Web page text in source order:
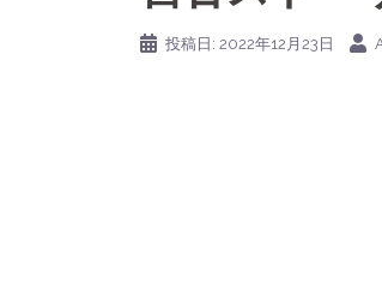
投稿日: 2022年12月23日